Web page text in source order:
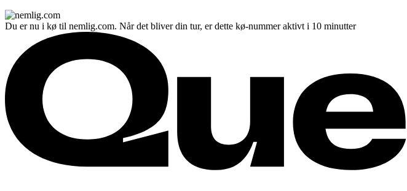
Du er nu i kø til nemlig.com. Når det bliver din tur, er dette kø-nummer aktivt i 10 minutter